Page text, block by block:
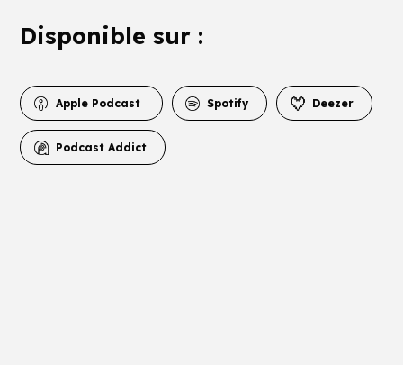
Disponible sur :
Apple Podcast Spotify Deezer
Podcast Addict